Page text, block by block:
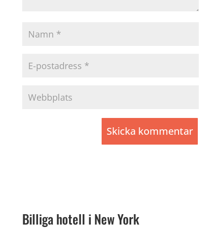
Billiga hotell i New York